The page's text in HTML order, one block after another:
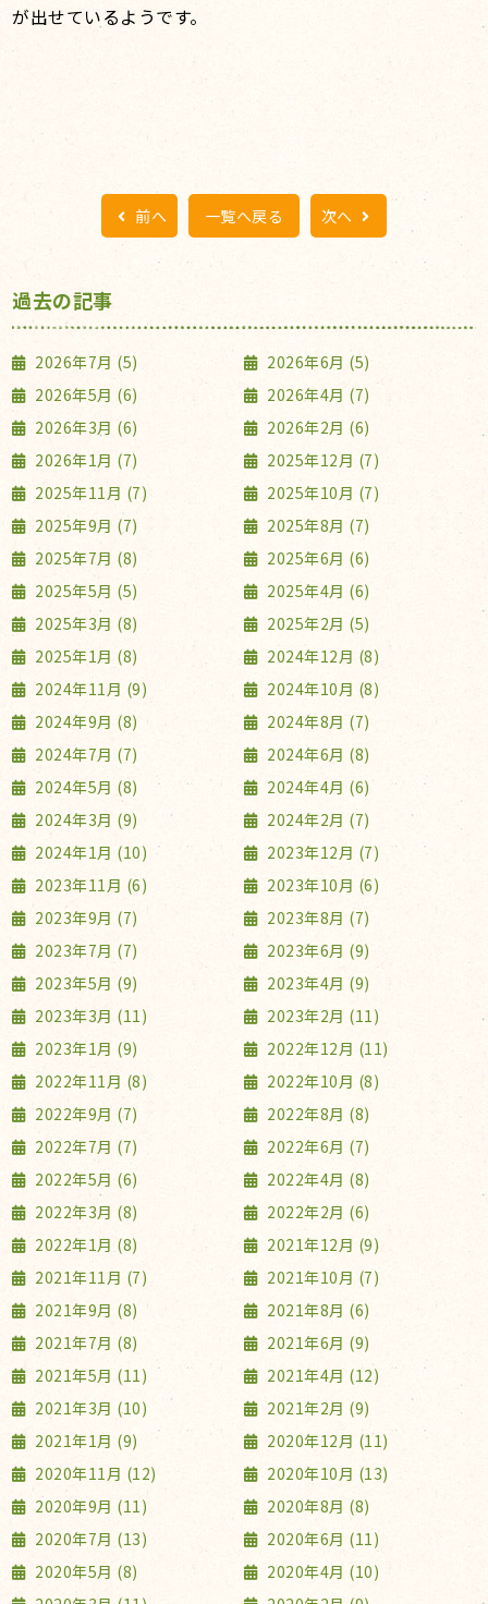
が出せているようです。
前へ 一覧へ戻る 次へ
過去の記事
2026年7月 (5)
2026年6月 (5)
2026年5月 (6)
2026年4月 (7)
2026年3月 (6)
2026年2月 (6)
2026年1月 (7)
2025年12月 (7)
2025年11月 (7)
2025年10月 (7)
2025年9月 (7)
2025年8月 (7)
2025年7月 (8)
2025年6月 (6)
2025年5月 (5)
2025年4月 (6)
2025年3月 (8)
2025年2月 (5)
2025年1月 (8)
2024年12月 (8)
2024年11月 (9)
2024年10月 (8)
2024年9月 (8)
2024年8月 (7)
2024年7月 (7)
2024年6月 (8)
2024年5月 (8)
2024年4月 (6)
2024年3月 (9)
2024年2月 (7)
2024年1月 (10)
2023年12月 (7)
2023年11月 (6)
2023年10月 (6)
2023年9月 (7)
2023年8月 (7)
2023年7月 (7)
2023年6月 (9)
2023年5月 (9)
2023年4月 (9)
2023年3月 (11)
2023年2月 (11)
2023年1月 (9)
2022年12月 (11)
2022年11月 (8)
2022年10月 (8)
2022年9月 (7)
2022年8月 (8)
2022年7月 (7)
2022年6月 (7)
2022年5月 (6)
2022年4月 (8)
2022年3月 (8)
2022年2月 (6)
2022年1月 (8)
2021年12月 (9)
2021年11月 (7)
2021年10月 (7)
2021年9月 (8)
2021年8月 (6)
2021年7月 (8)
2021年6月 (9)
2021年5月 (11)
2021年4月 (12)
2021年3月 (10)
2021年2月 (9)
2021年1月 (9)
2020年12月 (11)
2020年11月 (12)
2020年10月 (13)
2020年9月 (11)
2020年8月 (8)
2020年7月 (13)
2020年6月 (11)
2020年5月 (8)
2020年4月 (10)